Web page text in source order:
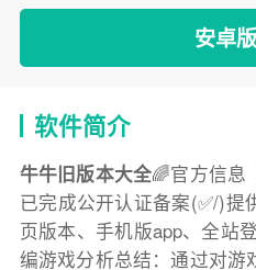
安卓
软件简介
牛牛旧版本大全🌈官方信息
已完成公开认证备案(✅/)提
页版本、手机版app、全站
编游戏分析总结：通过对游